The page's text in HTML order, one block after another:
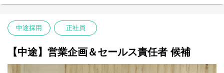
のためには、コミュニティを盛りあげて、より熱狂的なファンを
増やすことが大事だと考えています。2023年末にPR TIMESグル
ご支援のお引き合いを頂いています。個性豊かな面々が集まる
「最強編成パーティ」 の一員として私たちと一緒に冒険に出ませ
んか？
中途採用 正社員
【中途】営業企画＆セールス責任者 候補